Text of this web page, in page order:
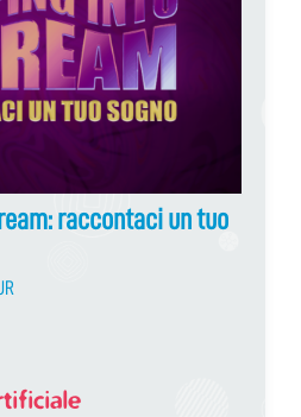
raccontaci un tuo